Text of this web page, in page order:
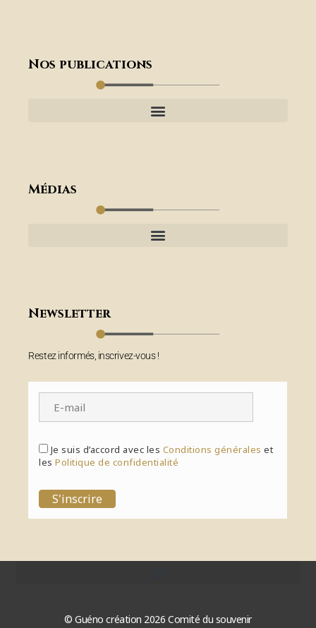
Nos publications
Médias
Newsletter
Restez informés, inscrivez-vous !
Je suis d’accord avec les Conditions générales et
lesPolitique de confidentialité
S'inscrire
© Guéno création 2026 Comité du souvenir